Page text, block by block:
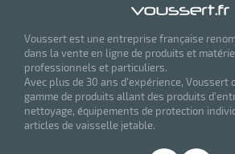
Voussert est une entreprise française
dans la vente en ligne de produits et
professionnels et particuliers.
Avec plus de 30 ans d'expérience, Voussert
gamme de produits allant des produits
nettoyage, équipements de protection
articles de vaisselle jetable.